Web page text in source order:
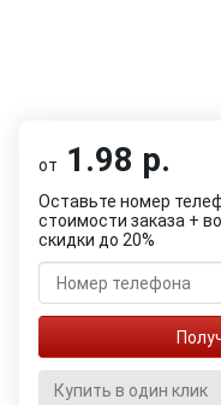
от 1.98 р.
Оставьте номер
стоимости заказа +
скидки до 20%
Купить в один клик